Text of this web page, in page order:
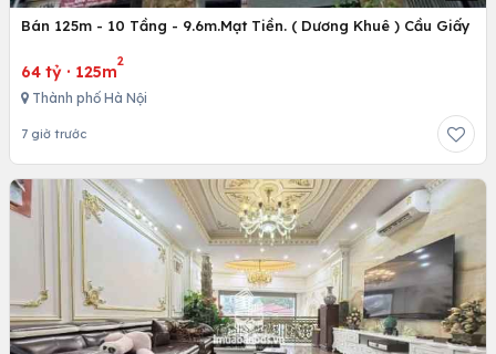
Bán 125m - 10 Tầng - 9.6m.Mạt Tiền. ( Dương Khuê ) Cầu Giấy
64 tỷ · 125m
2
Thành phố Hà Nội
7 giờ trước